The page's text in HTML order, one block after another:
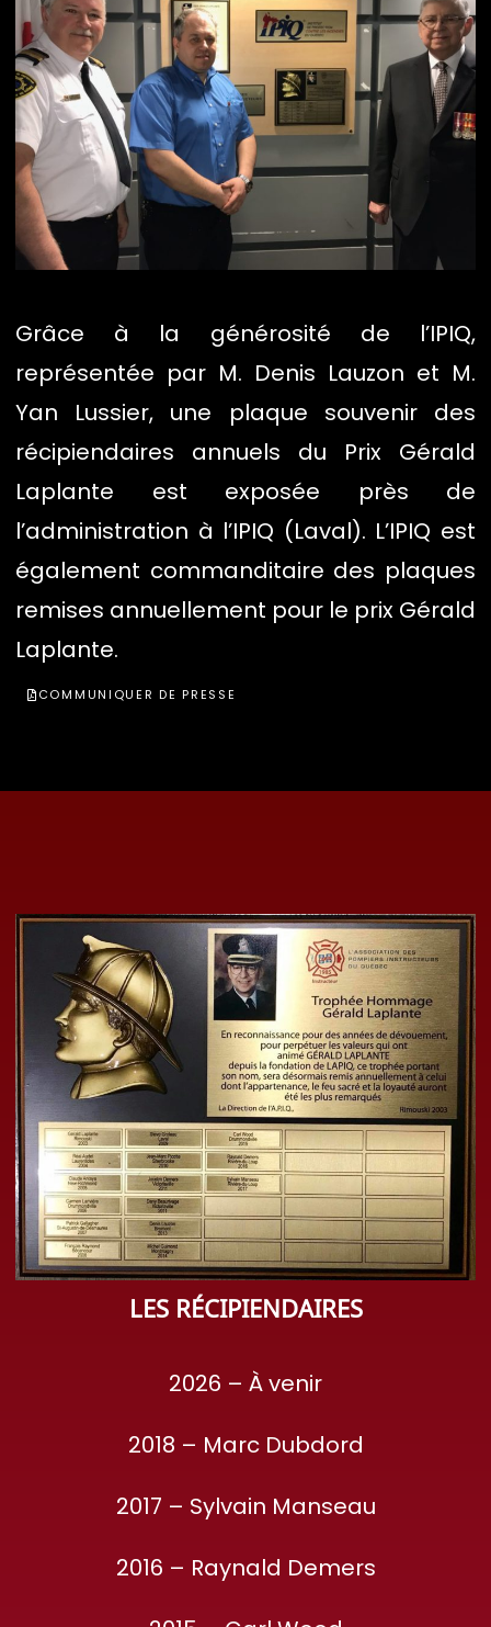
Grâce à la générosité de l’IPIQ,
représentée par M. Denis Lauzon et M.
Yan Lussier, une plaque souvenir des
récipiendaires annuels du Prix Gérald
Laplante est exposée près de
l’administration à l’IPIQ (Laval). L’IPIQ est
également commanditaire des plaques
remises annuellement pour le prix Gérald
Laplante.
COMMUNIQUER DE PRESSE
LES RÉCIPIENDAIRES
2026 – À venir
2018 – Marc Dubdord
2017 – Sylvain Manseau
2016 – Raynald Demers